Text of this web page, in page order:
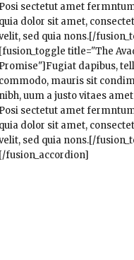
Posi sectetut amet
quia dolor sit amet,
sed quia nons.[/
[fusion_toggle title="The
Promise"]Fugiat dapibus,
commodo, mauris sit
nibh, uum a justo vitaes
Posi sectetut amet
quia dolor sit amet,
sed quia nons.[/
[/fusion_accordion]